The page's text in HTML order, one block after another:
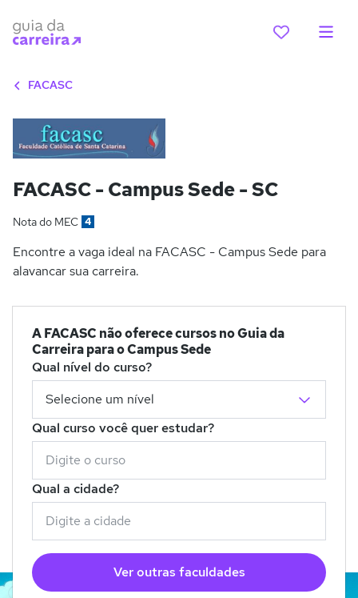
FACASC
FACASC - Campus Sede - SC
Nota do MEC 4
Encontre a vaga ideal na FACASC - Campus Sede para
alavancar sua carreira.
A FACASC não oferece cursos no Guia da
Carreira para o Campus Sede
Qual nível do curso?
Qual curso você quer estudar?
Qual a cidade?
Ver outras faculdades